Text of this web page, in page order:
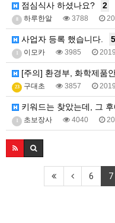
점심식사 하셨나요? 2
하루한알 3788
사업자 등록 했습니다. 5
이모카 3985
[주의] 환경부, 화학제품
23 구대초 3857
키워드는 찾았는데, 그
초보장사 4040
6 7